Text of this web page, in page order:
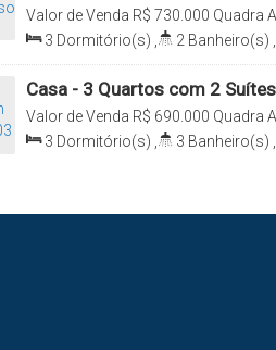
R$ 730.000
Valor de Venda
Quadra
Plano Diretor Sul, Palmas,
3 Dormitório(s) 2 Banheiro(s)
Casa - 3 Quartos com 2
R$ 690.000
Valor de Venda
Quadra
Plano Diretor Sul, Palmas,
3 Dormitório(s) 3 Banheiro(s)